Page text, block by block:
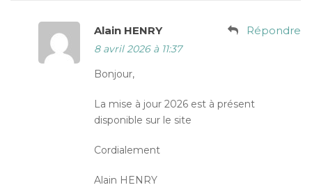
Alain HENRY
8 avril 2026 à 11:37
Répondre
Bonjour,
La mise à jour 2026 est à présent
disponible sur le site
Cordialement
Alain HENRY